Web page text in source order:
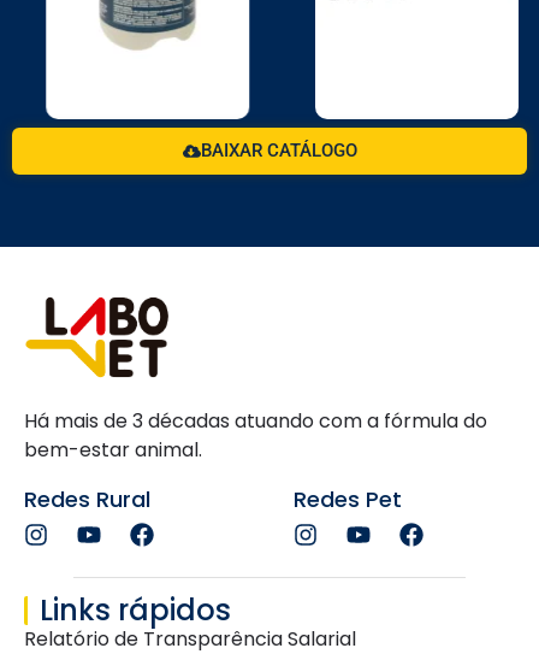
BAIXAR CATÁLOGO
Há mais de 3 décadas atuando com a fórmula do
bem-estar animal.
Redes Rural Redes Pet
Links rápidos
Relatório de Transparência Salarial